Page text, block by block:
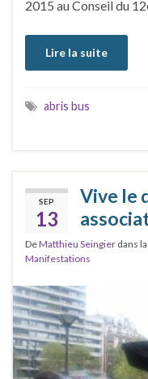
2015 au Conseil du
Lire la suite
abris bus
SEP
13
Vive le
DeMatthieu Seingier dans
Manifestations